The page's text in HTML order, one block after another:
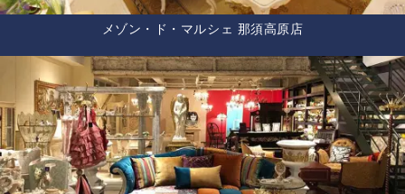
メゾン・ド・マルシェ 那須高原店